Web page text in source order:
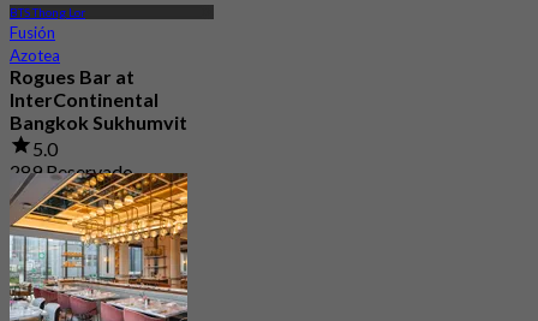
BTS Thong Lor
Fusión
Azotea
Rogues Bar at
InterContinental
Bangkok Sukhumvit
5.0
289 Reservado
Desde฿ 395